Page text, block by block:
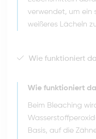
verwendet, um ein
weißeres Lächeln
Wie funktioniert
Wie funktioniert
Beim Bleaching
Basis, auf die